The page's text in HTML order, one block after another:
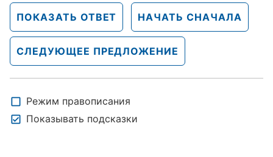
ПОКАЗАТЬ ОТВЕТ НАЧАТЬ СНАЧАЛА
СЛЕДУЮЩЕЕ ПРЕДЛОЖЕНИЕ
Режим правописания
Показывать подсказки